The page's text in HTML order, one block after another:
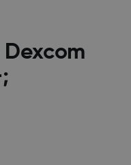
Dexcom